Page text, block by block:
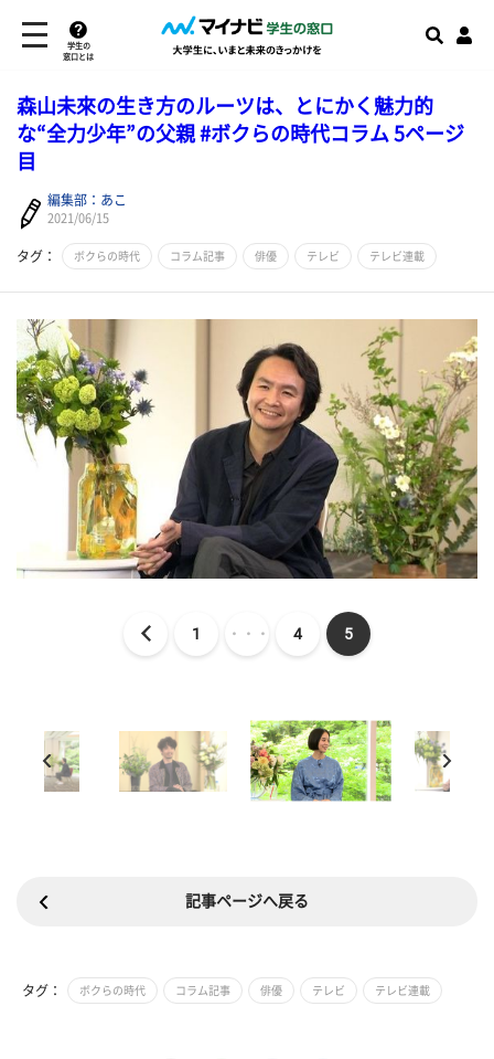
学生の
窓口とは
森山未來の生き方のルーツは、とにかく魅力的
な“全力少年”の父親 #ボクらの時代コラム 5ページ
目
編集部：あこ
2021/06/15
タグ： ボクらの時代 コラム記事 俳優 テレビ テレビ連載
1 ・・・ 4 5
記事ページへ戻る
タグ： ボクらの時代 コラム記事 俳優 テレビ テレビ連載